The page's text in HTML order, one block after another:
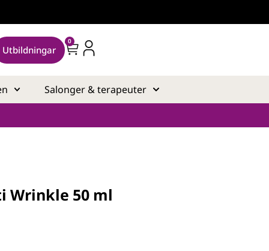
Utbildningar
0
Salonger & terapeuter
Wrinkle 50 ml